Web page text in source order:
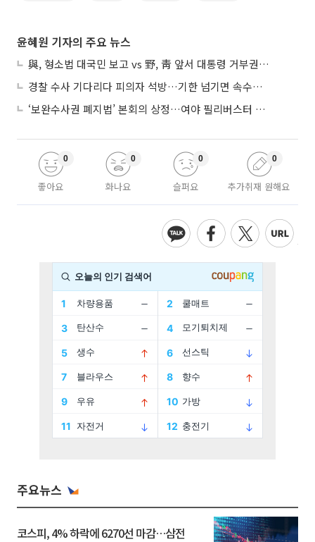
윤혜원 기자의 주요 뉴스
與, 형소법 대국민 보고 vs 野, 靑 앞서 대통령 거부권 촉구
경찰 수사 기다리다 피의자 석방…기한 넘기면 속수무책
‘보완수사권 폐지법’ 본회의 상정…여야 필리버스터 대치
좋아요
0
화나요
0
슬퍼요
0
추가취재 원해요
0
주요뉴스
코스피, 4% 하락에 6270선 마감…삼전